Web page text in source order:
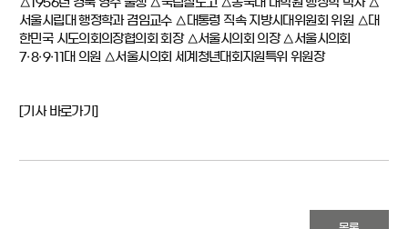
서울시립대 행정학과 겸임교수 △대통령 직속 지방시대위원회 위원 △대
한민국 시도의회의장협의회 회장 △서울시의회 의장 △서울시의회
7·8·9·11대 의원 △서울시의회 세계청년대회지원특위 위원장
[기사 바로가기]